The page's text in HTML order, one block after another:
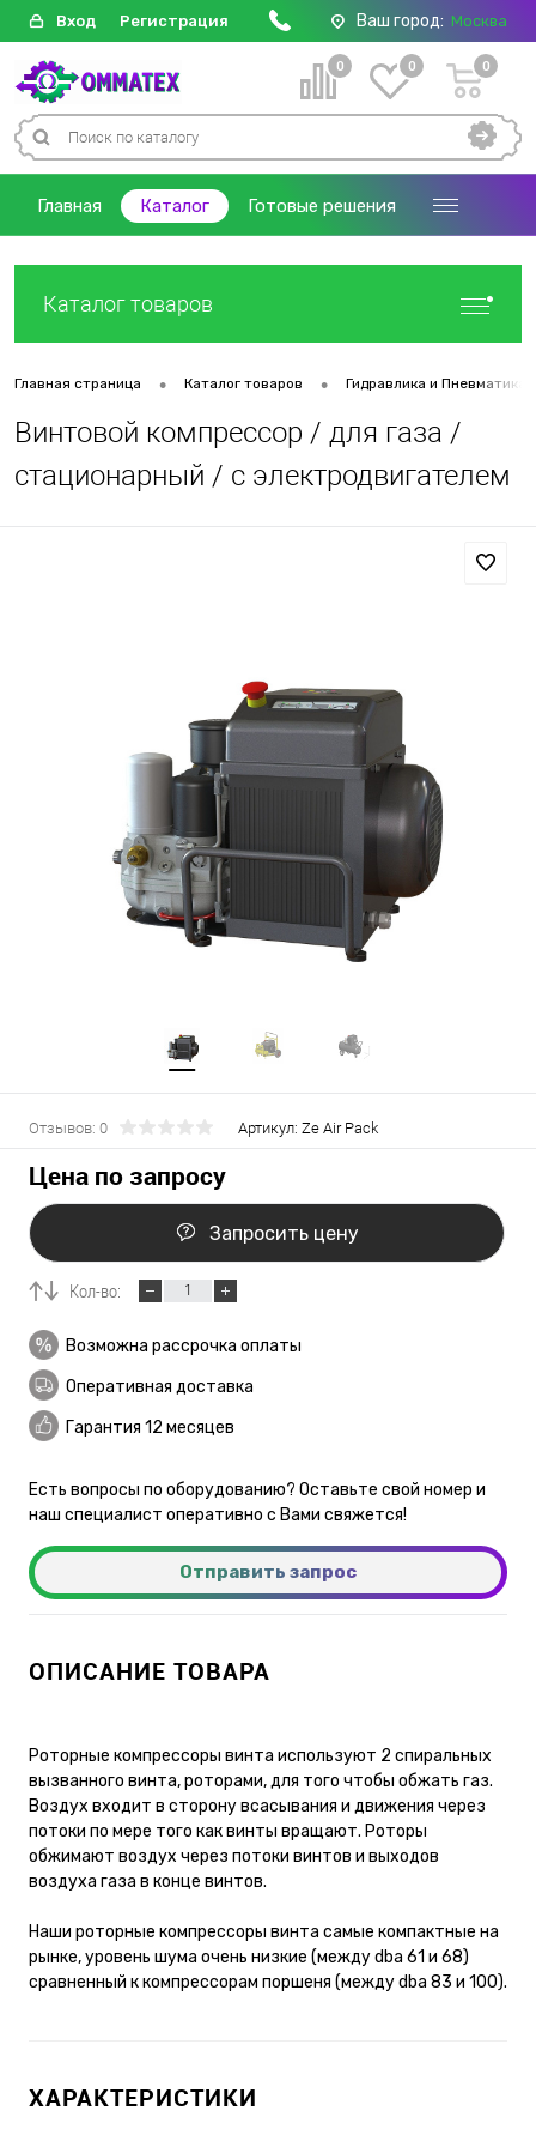
Вход Регистрация Ваш город: Москва
0 0 0
Главная Каталог Готовые решения
Каталог товаров
Главная страница • Каталог товаров • Гидравлика и Пневматика
Винтовой компрессор / для газа /
стационарный / с электродвигателем
Отзывов: 0 Артикул: Ze Air Pack
Цена по запросу
Запросить цену
Кол-во:
Возможна рассрочка оплаты
Оперативная доставка
Гарантия 12 месяцев
Есть вопросы по оборудованию? Оставьте свой номер и
наш специалист оперативно с Вами свяжется!
Отправить запрос
ОПИСАНИЕ ТОВАРА
Роторные компрессоры винта используют 2 спиральных
вызванного винта, роторами, для того чтобы обжать газ.
Воздух входит в сторону всасывания и движения через
потоки по мере того как винты вращают. Роторы
обжимают воздух через потоки винтов и выходов
воздуха газа в конце винтов.
Наши роторные компрессоры винта самые компактные на
рынке, уровень шума очень низкие (между dba 61 и 68)
сравненный к компрессорам поршеня (между dba 83 и 100).
ХАРАКТЕРИСТИКИ